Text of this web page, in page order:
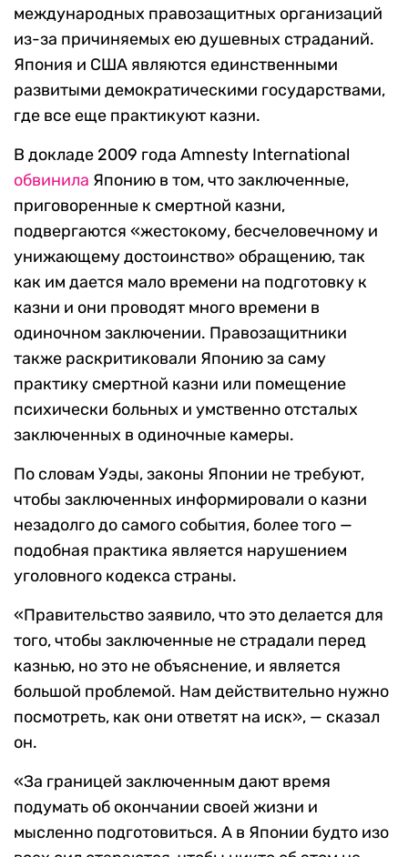
международных правозащитных организаций
из-за причиняемых ею душевных страданий.
Япония и США являются единственными
развитыми демократическими государствами,
где все еще практикуют казни.
В докладе 2009 года Amnesty International
обвинила Японию в том, что заключенные,
приговоренные к смертной казни,
подвергаются «жестокому, бесчеловечному и
унижающему достоинство» обращению, так
как им дается мало времени на подготовку к
казни и они проводят много времени в
одиночном заключении. Правозащитники
также раскритиковали Японию за саму
практику смертной казни или помещение
психически больных и умственно отсталых
заключенных в одиночные камеры.
По словам Уэды, законы Японии не требуют,
чтобы заключенных информировали о казни
незадолго до самого события, более того —
подобная практика является нарушением
уголовного кодекса страны.
«Правительство заявило, что это делается для
того, чтобы заключенные не страдали перед
казнью, но это не объяснение, и является
большой проблемой. Нам действительно нужно
посмотреть, как они ответят на иск», — сказал
он.
«За границей заключенным дают время
подумать об окончании своей жизни и
мысленно подготовиться. А в Японии будто изо